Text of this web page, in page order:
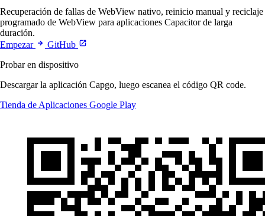
Recuperación de fallas de WebView nativo, reinicio manual y reciclaje
programado de WebView para aplicaciones Capacitor de larga
duración.
Empezar
GitHub
Probar en dispositivo
Descargar la aplicación Capgo, luego escanea el código QR code.
Tienda de Aplicaciones Google Play